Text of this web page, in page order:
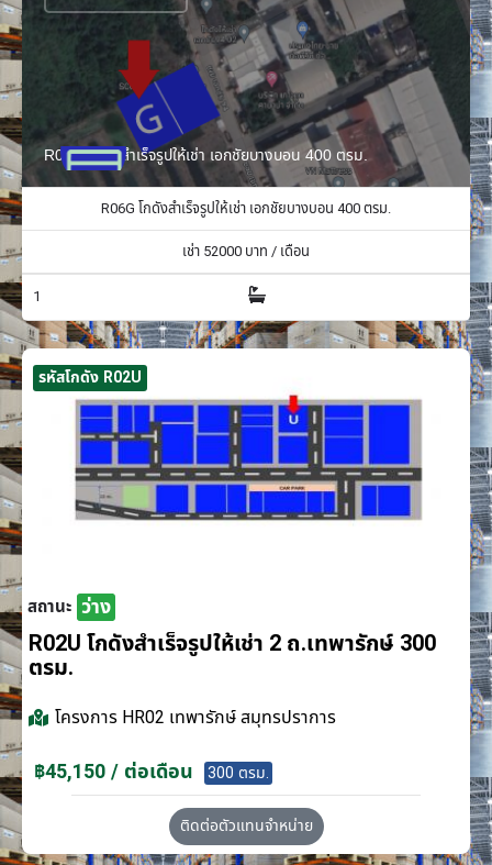
R06G โกดังสำเร็จรูปให้เช่า เอกชัยบางบอน 400 ตรม.
R06G โกดังสำเร็จรูปให้เช่า เอกชัยบางบอน 400 ตรม.
เช่า 52000 บาท / เดือน
1
รหัสโกดัง R02U
สถานะ ว่าง
R02U โกดังสำเร็จรูปให้เช่า 2 ถ.เทพารักษ์ 300
ตรม.
โครงการ HR02 เทพารักษ์ สมุทรปราการ
฿45,150 / ต่อเดือน 300 ตรม.
ติดต่อตัวแทนจำหน่าย